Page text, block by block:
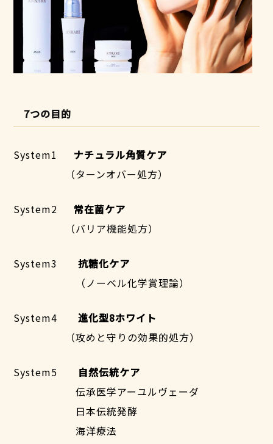
7つの目的
System1 ナチュラル角質ケア
（ターンオバー処方）
System2 常在菌ケア
（バリア機能処方）
System3抗糖化ケア
（ノーベル化学賞理論）
System4進化型8ホワイト
（攻めと守りの効果的処方）
System5 自然伝統ケア
伝承医学アーユルヴェーダ
日本伝統発酵
海洋療法